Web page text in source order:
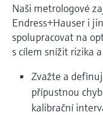
Naši metrologové
Endress+Hauser i
spolupracovat na
s cílem snížit rizika
Zvažte a
přípustnou
kalibrační